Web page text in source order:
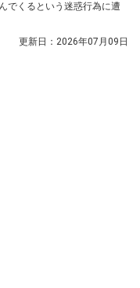
でくるという迷惑行為に遭
更新日： 2026年07月09日